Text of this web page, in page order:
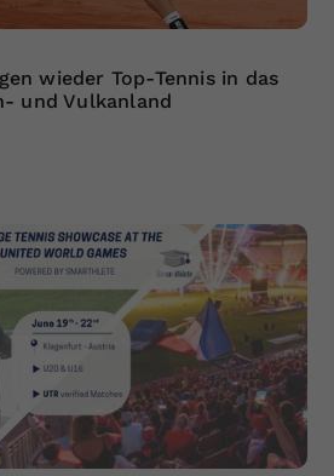
wieder Top-Tennis in das
und Vulkanland